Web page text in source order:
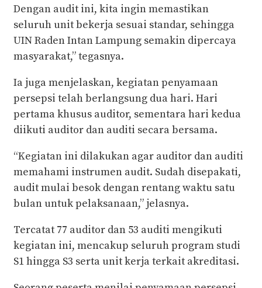
Dengan audit ini, kita ingin memastikan
seluruh unit bekerja sesuai standar, sehingga
UIN Raden Intan Lampung semakin dipercaya
masyarakat,” tegasnya.
Ia juga menjelaskan, kegiatan penyamaan
persepsi telah berlangsung dua hari. Hari
pertama khusus auditor, sementara hari kedua
diikuti auditor dan auditi secara bersama.
“Kegiatan ini dilakukan agar auditor dan auditi
memahami instrumen audit. Sudah disepakati,
audit mulai besok dengan rentang waktu satu
bulan untuk pelaksanaan,” jelasnya.
Tercatat 77 auditor dan 53 auditi mengikuti
kegiatan ini, mencakup seluruh program studi
S1 hingga S3 serta unit kerja terkait akreditasi.